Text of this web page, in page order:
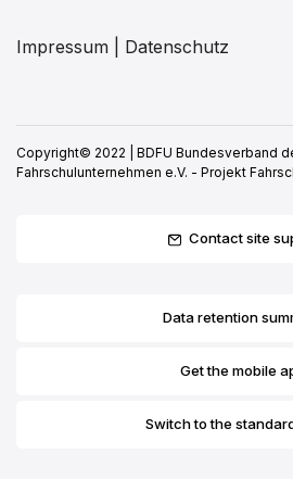
Impressum | Datenschutz
Copyright© 2022 | BDFU Bundesverband
Fahrschulunternehmen e.V. - Projekt
Contact site
Data retention
Get the mobile
Switch to the